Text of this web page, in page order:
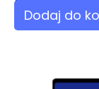
Dodaj do